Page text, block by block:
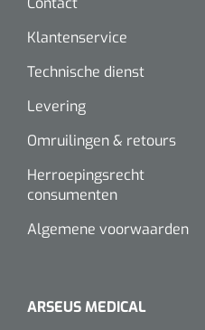
Klantenservice
Technische dienst
Levering
Omruilingen & retours
Herroepingsrecht
consumenten
Algemene voorwaarden
ARSEUS MEDICAL